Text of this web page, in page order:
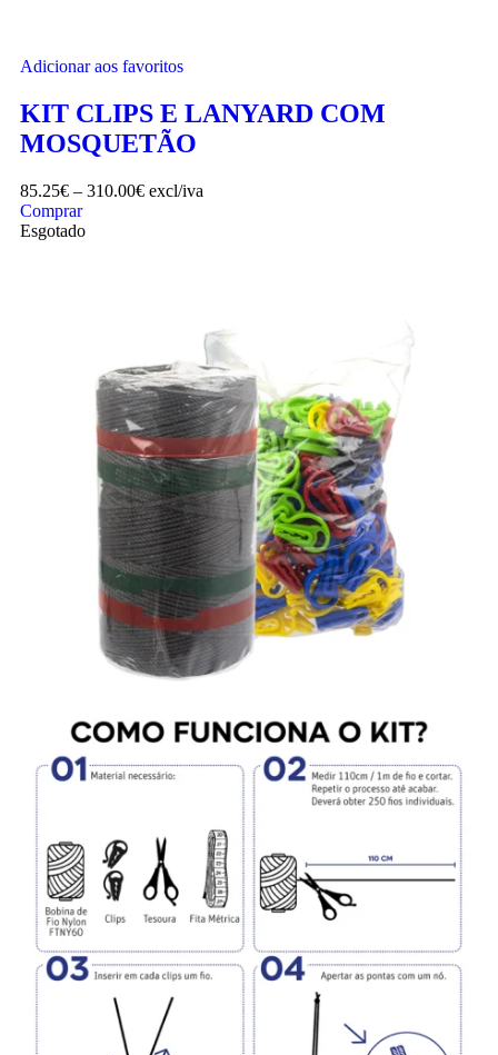
Adicionar aos favoritos
KIT CLIPS E LANYARD COM
MOSQUETÃO
85.25€ – 310.00€ excl/iva
Comprar
Esgotado